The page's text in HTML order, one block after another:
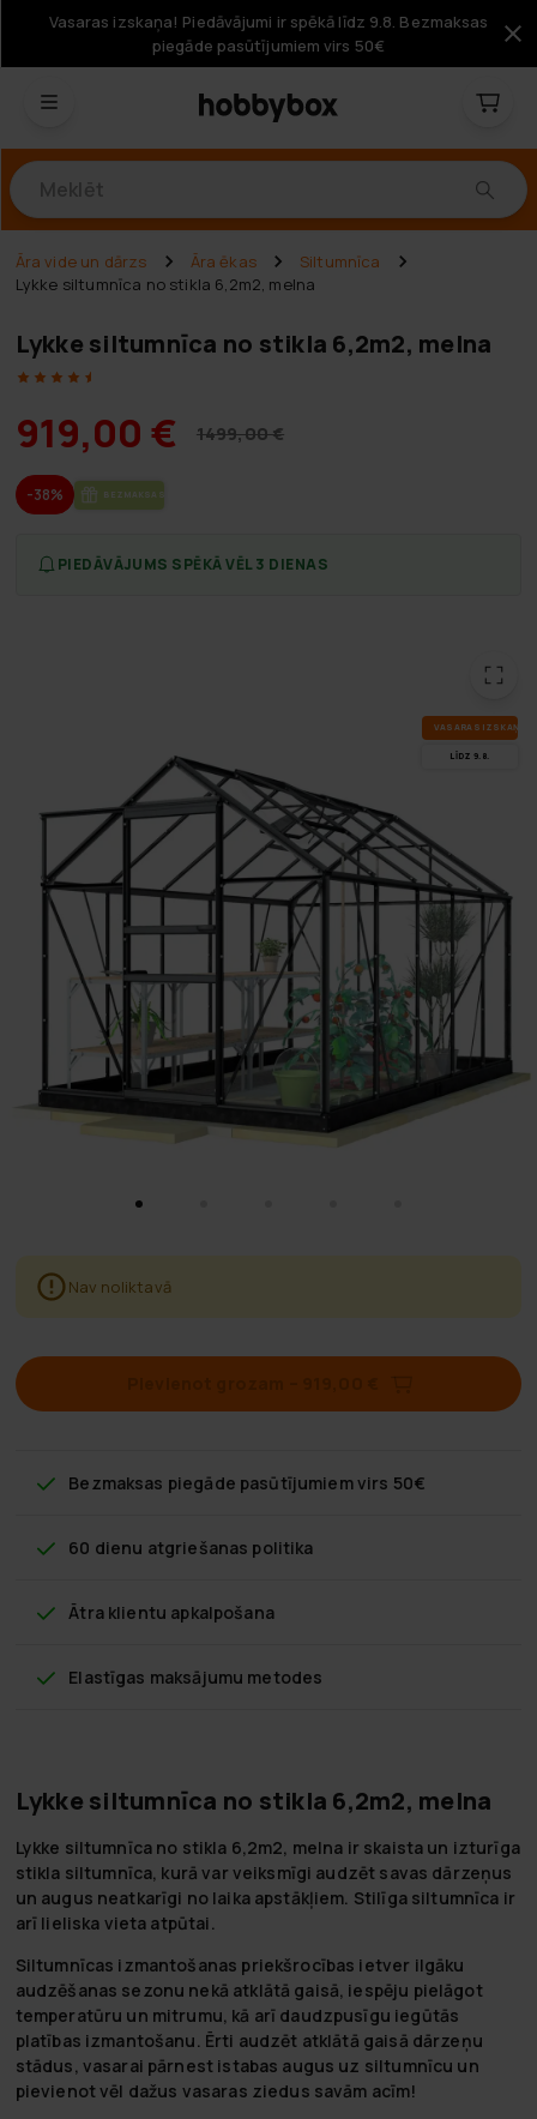
Vasaras izskaņa! Piedāvājumi ir spēkā līdz 9.8. Bezmaksas
piegāde pasūtījumiem virs 50€
Āra vide un dārzs Āra ēkas
Siltumnīca
Lykke siltumnīca no stikla 6,2m2, melna
Lykke siltumnīca no stikla 6,2m2, melna
919,00 € 1499,00 €
-38% BEZ­MAK­SAS PIE­GĀ­DE
PIEDĀVĀJUMS SPĒKĀ VĒL 3 DIENAS
VA­SA­RAS IZ­SKA­ŅA
LĪDZ 9.8.
Nav noliktavā
Bezmaksas piegāde pasūtījumiem virs 50€
60 dienu atgriešanas politika
Ātra klientu apkalpošana
Elastīgas maksājumu metodes
Lykke siltumnīca no stikla 6,2m2, melna
Lykke siltumnīca no stikla 6,2m2, melna ir skaista un izturīga
stikla siltumnīca, kurā var veiksmīgi audzēt savas dārzeņus
un augus neatkarīgi no laika apstākļiem. Stilīga siltumnīca ir
arī lieliska vieta atpūtai.
Siltumnīcas izmantošanas priekšrocības ietver ilgāku
audzēšanas sezonu nekā atklātā gaisā, iespēju pielāgot
temperatūru un mitrumu, kā arī daudzpusīgu iegūtās
platības izmantošanu. Ērti audzēt atklātā gaisā dārzeņu
stādus, vasarai pārnest istabas augus uz siltumnīcu un
pievienot vēl dažus vasaras ziedus savām acīm!